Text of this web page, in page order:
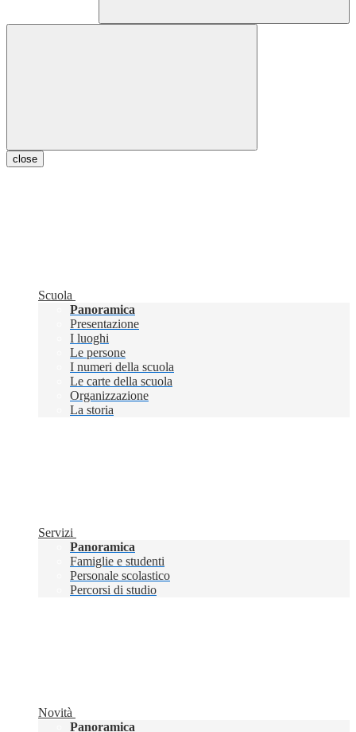
close
Scuola
Panoramica
Presentazione
I luoghi
Le persone
I numeri della scuola
Le carte della scuola
Organizzazione
La storia
Servizi
Panoramica
Famiglie e studenti
Personale scolastico
Percorsi di studio
Novità
Panoramica